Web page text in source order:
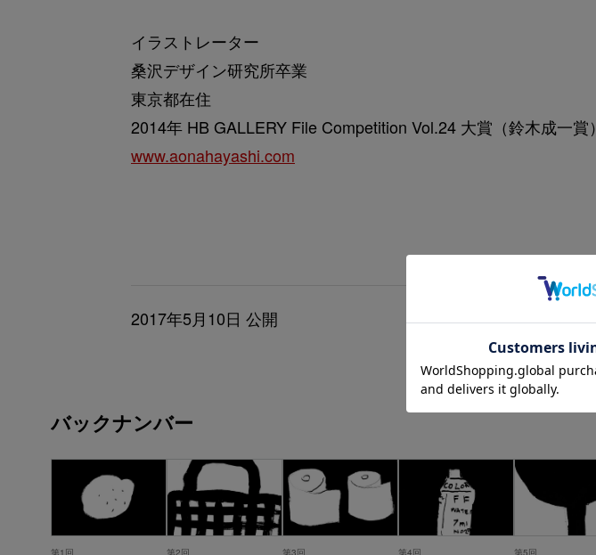
イラストレーター
桑沢デザイン研究所卒業
東京都在住
2014年 HB GALLERY File Competition Vol.24 大賞（鈴木成一賞）
www.aonahayashi.com
2017年5月10日 公開
バックナンバー